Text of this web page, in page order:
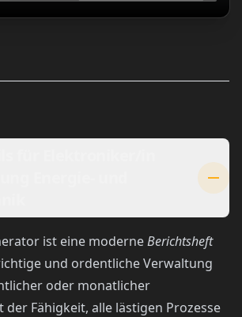
ist eine moderneBerichtsheft
und ordentliche Verwaltung
oder monatlicher
Fähigkeit, alle lästigen Prozesse